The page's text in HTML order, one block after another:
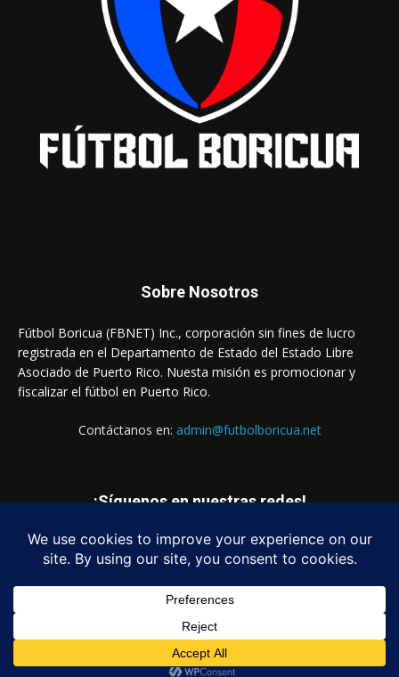
Sobre Nosotros
Fútbol Boricua (FBNET) Inc., corporación sin fines de lucro
registrada en el Departamento de Estado del Estado Libre
Asociado de Puerto Rico. Nuesta misión es promocionar y
fiscalizar el fútbol en Puerto Rico.
Contáctanos en: admin@futbolboricua.net
¡Síguenos en nuestras redes!
© Copyright 2023 - Fútbol Boricua (FBNET) Inc.
Login Quienes Somos Estados Financieros Contáctanos